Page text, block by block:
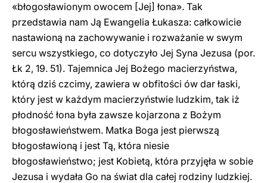
«błogosławionym owocem [Jej] łona». Tak
przedstawia nam Ją Ewangelia Łukasza: całkowicie
nastawioną na zachowywanie i rozważanie w swym
sercu wszystkiego, co dotyczyło Jej Syna Jezusa (por.
Łk 2, 19. 51). Tajemnica Jej Bożego macierzyństwa,
którą dziś czcimy, zawiera w obfitości ów dar łaski,
który jest w każdym macierzyństwie ludzkim, tak iż
płodność łona była zawsze kojarzona z Bożym
błogosławieństwem. Matka Boga jest pierwszą
błogosławioną i jest Tą, która niesie
błogosławieństwo; jest Kobietą, która przyjęła w sobie
Jezusa i wydała Go na świat dla całej rodziny ludzkiej.